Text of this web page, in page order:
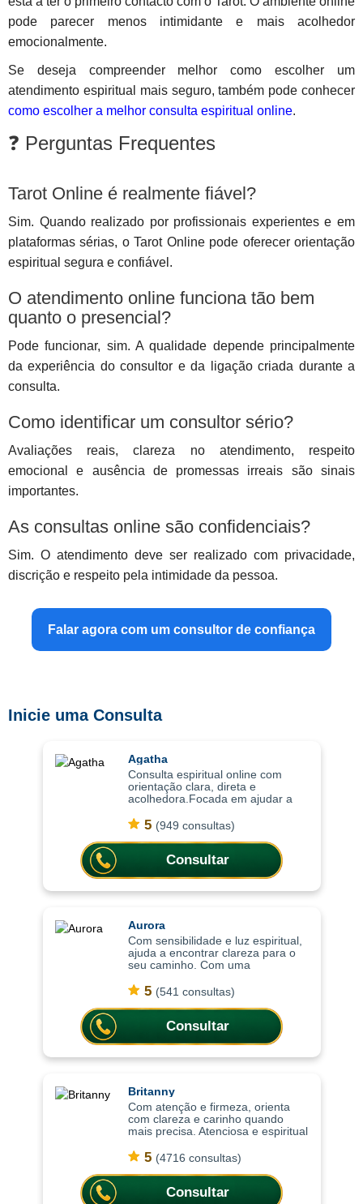
pode parecer menos intimidante e mais acolhedor
emocionalmente.
Se deseja compreender melhor como escolher um
atendimento espiritual mais seguro, também pode conhecer
como escolher a melhor consulta espiritual online.
❓ Perguntas Frequentes
Tarot Online é realmente fiável?
Sim. Quando realizado por profissionais experientes e em
plataformas sérias, o Tarot Online pode oferecer orientação
espiritual segura e confiável.
O atendimento online funciona tão bem
quanto o presencial?
Pode funcionar, sim. A qualidade depende principalmente
da experiência do consultor e da ligação criada durante a
consulta.
Como identificar um consultor sério?
Avaliações reais, clareza no atendimento, respeito
emocional e ausência de promessas irreais são sinais
importantes.
As consultas online são confidenciais?
Sim. O atendimento deve ser realizado com privacidade,
discrição e respeito pela intimidade da pessoa.
Falar agora com um consultor de confiança
Inicie uma Consulta
Agatha
Consulta espiritual online com
orientação clara, direta e
acolhedora.Focada em ajudar a
trazendo clareza, equilíbrio
emocional e orientação para
decisões importantes da vi
5 (949 consultas)
Consultar
Aurora
Com sensibilidade e luz espiritual,
ajuda a encontrar clareza para o
seu caminho. Com uma
consultas ajudam a compreender
situações, trazer mais leveza
emocional
5 (541 consultas)
Consultar
Britanny
Com atenção e firmeza, orienta
com clareza e carinho quando
mais precisa. Atenciosa e espiritual
consultas ajudam a compreender
situações com mais clareza,
oferecendo or
5 (4716 consultas)
Consultar